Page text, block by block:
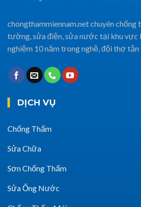
chongthammiennam.net chuyên chống
tường, sửa điện, sửa nước tại khu vực
nghiệm 10 năm trong nghề, đội thợ tận
DỊCH VỤ
Chống Thấm
Sửa Chữa
Sơn Chống Thấm
Sửa Ống Nước